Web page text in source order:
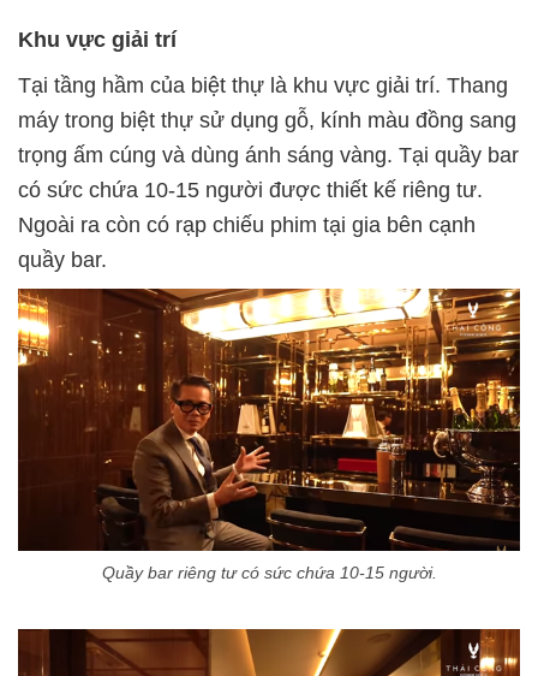
Khu vực giải trí
Tại tầng hầm của biệt thự là khu vực giải trí. Thang
máy trong biệt thự sử dụng gỗ, kính màu đồng sang
trọng ấm cúng và dùng ánh sáng vàng. Tại quầy bar
có sức chứa 10-15 người được thiết kế riêng tư.
Ngoài ra còn có rạp chiếu phim tại gia bên cạnh
quầy bar.
Quầy bar riêng tư có sức chứa 10-15 người.